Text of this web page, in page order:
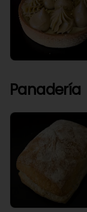
Panadería